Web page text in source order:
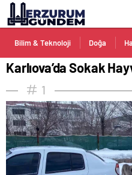
Bilim & Teknoloji Doğa
Karlıova’da Sokak
1